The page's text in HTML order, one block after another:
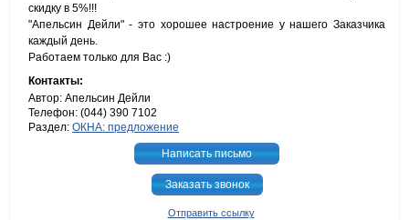
скидку в 5%!!!
"Апельсин Дейли" - это хорошее настроение у нашего Заказчика
каждый день.
Работаем только для Вас :)
Контакты:
Автор: Апельсин Дейли
Телефон: (044) 390 7102
Раздел: ОКНА: предложение
Написать письмо
Заказать звонок
Отправить ссылку